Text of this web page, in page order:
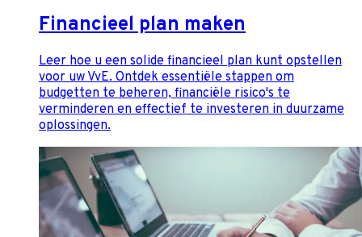
Financieel plan maken
Leer hoe u een solide financieel plan kunt opstellen
voor uw VvE. Ontdek essentiële stappen om
budgetten te beheren, financiële risico's te
verminderen en effectief te investeren in duurzame
oplossingen.